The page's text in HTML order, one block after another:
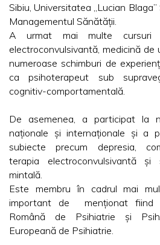
Sibiu, Universitatea „Lucian
Managementul Sănătății.
A urmat mai multe cursuri
electroconvulsivantă, medicină
numeroase schimburi de
ca psihoterapeut sub
cognitiv-comportamentală.
De asemenea, a participat la
naționale și internaționale și a
subiecte precum depresia,
terapia electroconvulsivantă
mintală.
Este membru în cadrul mai
important de menționat fiind
Română de Psihiatrie și
Europeană de Psihiatrie.